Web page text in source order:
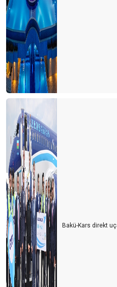
Bakü-Kars direkt